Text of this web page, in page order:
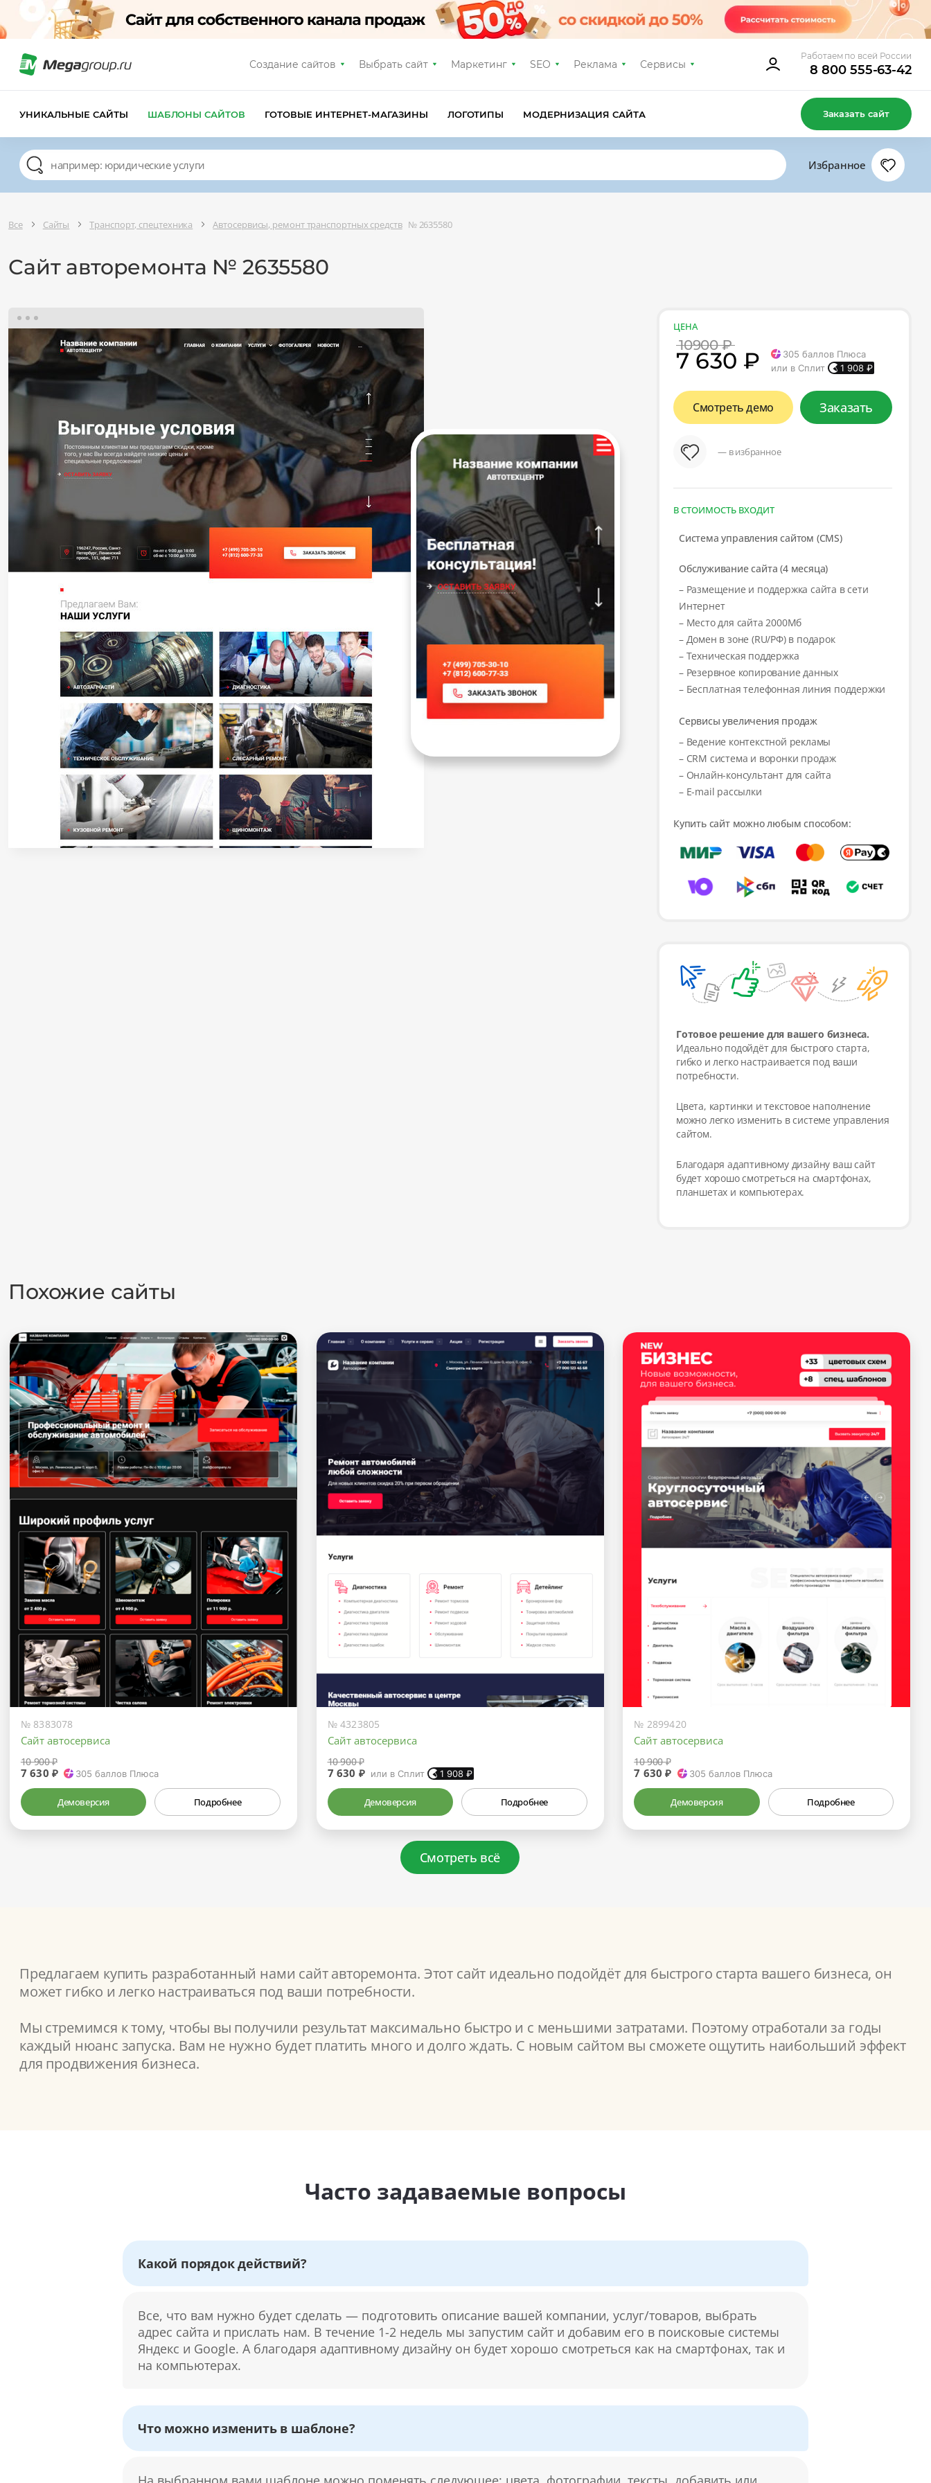
Создание сайтов Выбрать сайт Маркетинг SEO Реклама Сервисы
Работаем по всей России
8 800 555-63-42
УНИКАЛЬНЫЕ САЙТЫ ШАБЛОНЫ САЙТОВ ГОТОВЫЕ ИНТЕРНЕТ-МАГАЗИНЫ ЛОГОТИПЫ МОДЕРНИЗАЦИЯ САЙТА Заказать сайт
Избранное
Все Сайты Транспорт, спецтехника Автосервисы, ремонт транспортных средств № 2635580
Сайт авторемонта № 2635580
ЦЕНА
10900 ₽
7 630 ₽ 305 баллов Плюса
или в Сплит
1 908 ₽
Смотреть демо Заказать
— в избранное
В СТОИМОСТЬ ВХОДИТ
Система управления сайтом (CMS)
Обслуживание сайта (4 месяца)
– Размещение и поддержка сайта в сети
Интернет
– Место для сайта 2000Мб
– Домен в зоне (RU/РФ) в подарок
– Техническая поддержка
– Резервное копирование данных
– Бесплатная телефонная линия поддержки
Сервисы увеличения продаж
– Ведение контекстной рекламы
– CRM система и воронки продаж
– Онлайн-консультант для сайта
– E-mail рассылки
Купить сайт можно любым способом:
Готовое решение для вашего бизнеса.
Идеально подойдёт для быстрого старта,
гибко и легко настраивается под ваши
потребности.
Цвета, картинки и текстовое наполнение
можно легко изменить в системе управления
сайтом.
Благодаря адаптивному дизайну ваш сайт
будет хорошо смотреться на смартфонах,
планшетах и компьютерах.
Похожие сайты
№ 8383078
Сайт автосервиса
10 900 ₽
7 630 ₽ 305 баллов Плюса
Демоверсия Подробнее
№ 4323805
Сайт автосервиса
10 900 ₽
7 630 ₽ или в Сплит 1 908₽
Демоверсия Подробнее
№ 2899420
Сайт автосервиса
10 900 ₽
7 630 ₽ 305 баллов Плюса
Демоверсия Подробнее
Смотреть всё
Предлагаем купить разработанный нами сайт авторемонта. Этот сайт идеально подойдёт для быстрого старта вашего бизнеса, он
может гибко и легко настраиваться под ваши потребности.
Мы стремимся к тому, чтобы вы получили результат максимально быстро и с меньшими затратами. Поэтому отработали за годы
каждый нюанс запуска. Вам не нужно будет платить много и долго ждать. С новым сайтом вы сможете ощутить наибольший эффект
для продвижения бизнеса.
Часто задаваемые вопросы
Какой порядок действий?
Все, что вам нужно будет сделать — подготовить описание вашей компании, услуг/товаров, выбрать
адрес сайта и прислать нам. В течение 1-2 недель мы запустим сайт и добавим его в поисковые системы
Яндекс и Google. А благодаря адаптивному дизайну он будет хорошо смотреться как на смартфонах, так и
на компьютерах.
Что можно изменить в шаблоне?